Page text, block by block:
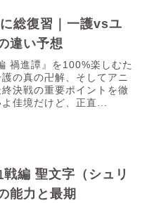
総復習｜一護vsユ
違い予想
禍進譚』を100%楽しむた
の真の卍解、そしてアニ
決戦の重要ポイントを徹
佳境だけど、正直...
編 聖文字（シュリ
能力と最期